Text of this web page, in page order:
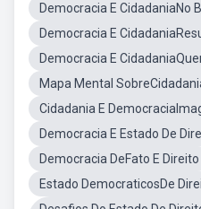
Democracia E CidadaniaNo
Democracia E
Democracia E
Mapa Mental
Cidadania E
Democracia E Estado De
Democracia DeFato E Direito
Estado DemocraticosDe